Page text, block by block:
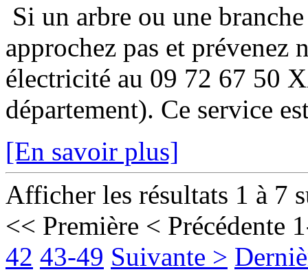
Si un arbre ou une
approchez pas et prévenez
électricité au 09 72 67 50
département). Ce service
[En savoir plus]
Afficher les résultats 1 à 7
<< Première < Précédente
42 43-49 Suivante >